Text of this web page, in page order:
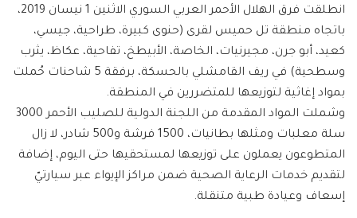
انطلقت فرق الهلال الأحمر العربي السوري الاثنين 1 نيسان 2019،
باتجاه منطقة تل حميس لقرى (حنوى كبيرة، طراحية، جيسي،
كعيد، أبو جرن، مجيرنيات، الخاصة، الأبيطخ، تفاحية، عكاظ، يثرب
وسطحية) في ريف القامشلي بالحسكة، برفقة 5 شاحنات حُملت
بمواد إغاثية لتوزيعها للمتضررين في المنطقة.
وشملت المواد المقدمة من اللجنة الدولية للصليب الأحمر 3000
سلة معلبات ومثلها بطانيات، 1500 فرشة و500 شادر، لا زال
المتطوعون يعملون على توزيعها لمستحقيها حتى اليوم، إضافة
لتقديم خدمات الرعاية الصحية ضمن مراكز الإيواء عبر سيارتيّ
إسعاف وعيادة طبية متنقلة.